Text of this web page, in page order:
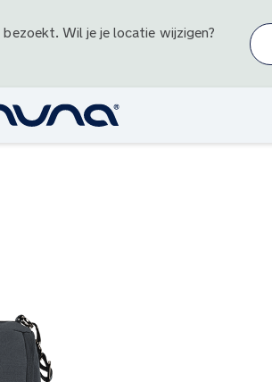
bezoekt. Wil je je locatie wijzigen?